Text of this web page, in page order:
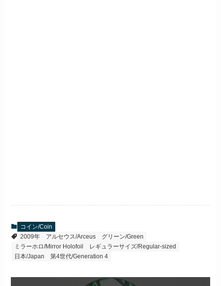
コイン/Coin
2009年
アルセウス/Arceus
グリーン/Green
ミラーホロ/Mirror Holofoil
レギュラーサイズ/Regular-sized
日本/Japan
第4世代/Generation 4